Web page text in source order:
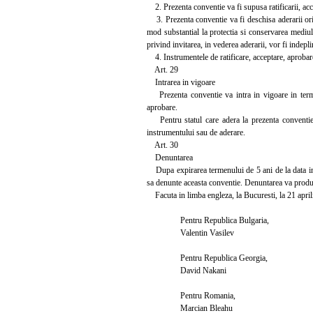
2. Prezenta conventie va fi supusa ratificarii,
3. Prezenta conventie va fi deschisa aderarii
mod substantial la protectia si conservarea
privind invitarea, in vederea aderarii, vor fi
4. Instrumentele de ratificare, acceptare,
Art. 29
Intrarea in vigoare
Prezenta conventie va intra in vigoare in
aprobare.
Pentru statul care adera la prezenta
instrumentului sau de aderare.
Art. 30
Denuntarea
Dupa expirarea termenului de 5 ani de la data
sa denunte aceasta conventie. Denuntarea va
Facuta in limba engleza, la Bucuresti, la 21
Pentru Republica Bulgaria,
Valentin Vasilev
Pentru Republica Georgia,
David Nakani
Pentru Romania,
Marcian Bleahu